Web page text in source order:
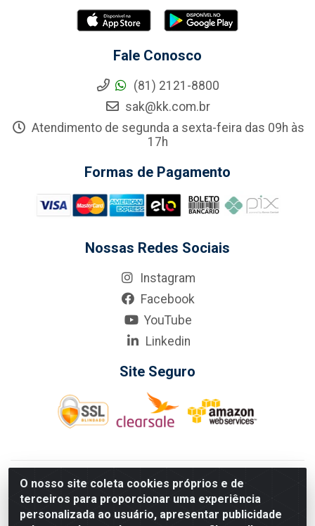
O nosso site coleta cookies próprios e de
terceiros para proporcionar uma experiência
personalizada ao usuário, apresentar publicidade
Fale Conosco
(81) 2121-8800
sak@kk.com.br
Atendimento de segunda a sexta-feira das 09h às
17h
Formas de Pagamento
Nossas Redes Sociais
Instagram
Facebook
YouTube
Linkedin
Site Seguro
KarneKeijo Logistica Integrada LTDA - Rod. Br-101 Sul, nº3700
- Barro, Recife/PE, 50900-400 CNPJ: 24.150.377/0001-95
Estados atendidos pela KarneKeijo: PE, PB e RN.